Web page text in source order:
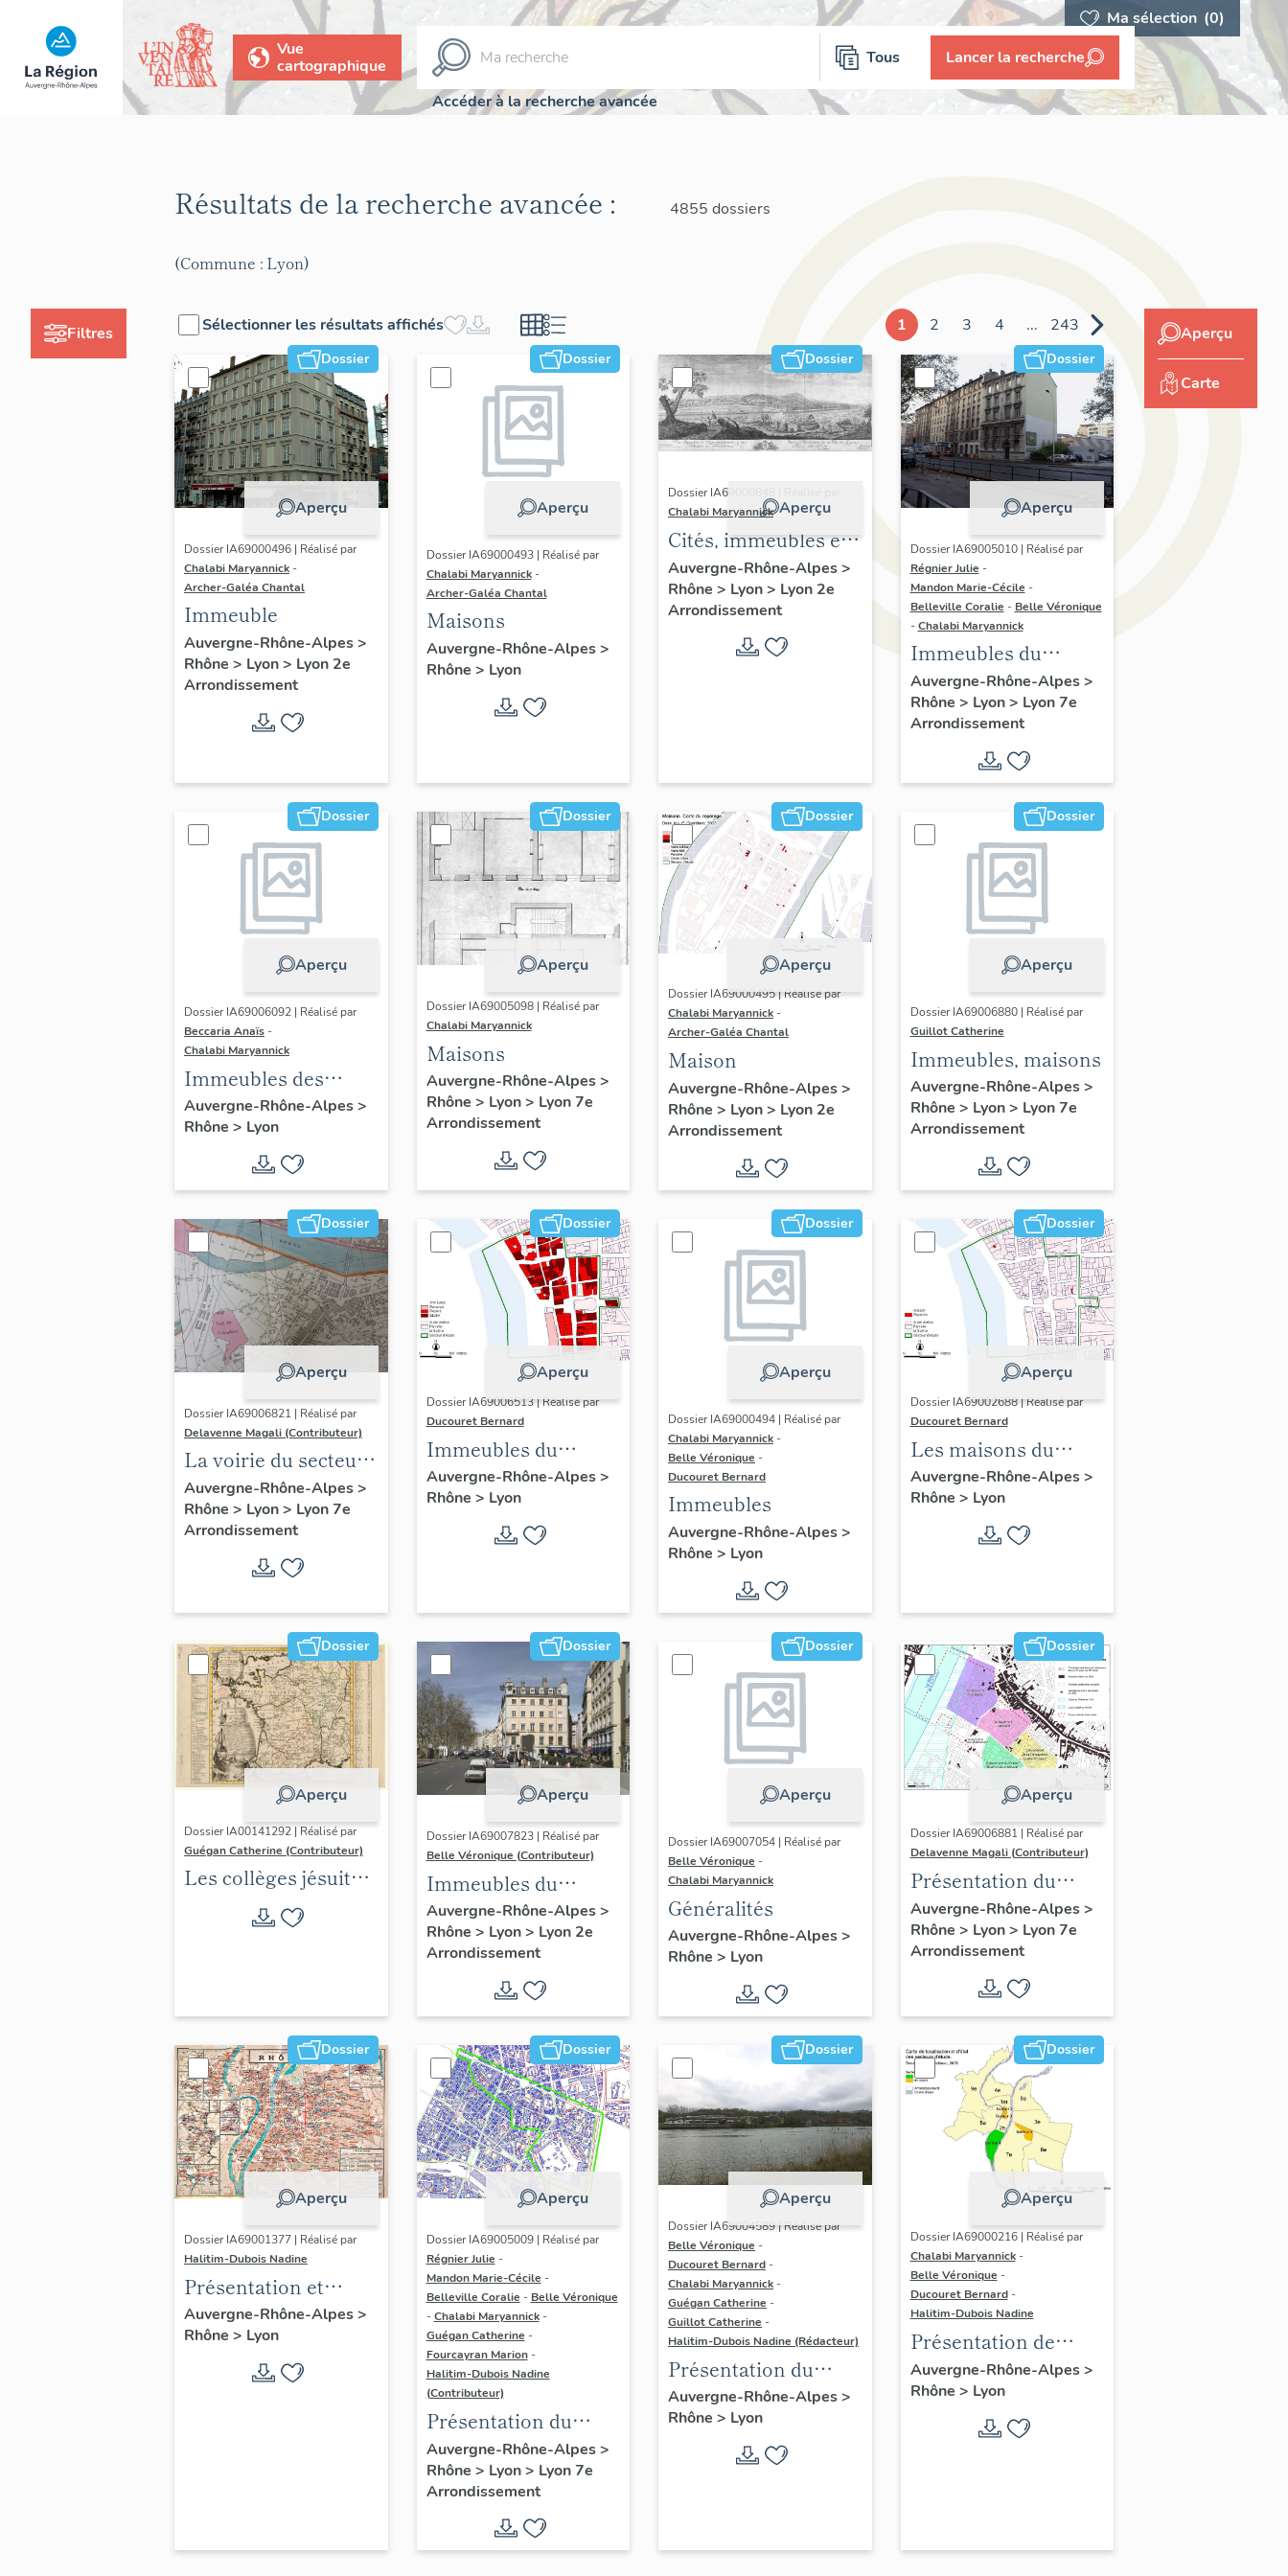
Ma sélection (0)
Vue
cartographique
Tous Lancer la recherche
Accéder à la recherche avancée
Filtres
Résultats de la recherche avancée : 4855 dossiers
(Commune : Lyon)
Sélectionner les résultats affichés 1 2 3 4 ... 243
Dossier
Aperçu
Dossier IA69000496 | Réalisé par
Chalabi Maryannick -
Archer-Galéa Chantal
Immeuble
Auvergne-Rhône-Alpes>
Rhône > Lyon> Lyon 2e
Arrondissement
Dossier
Aperçu
Dossier IA69000493 | Réalisé par
Chalabi Maryannick -
Archer-Galéa Chantal
Maisons
Auvergne-Rhône-Alpes>
Rhône > Lyon
Dossier
Aperçu
Dossier IA69000848 | Réalisé par
Chalabi Maryannick
Cités, immeubles et
maisons. Ensemble
de l'habitat du
Confluent
Auvergne-Rhône-Alpes>
Rhône > Lyon> Lyon 2e
Arrondissement
Dossier
Aperçu
Dossier IA69005010 | Réalisé par
Régnier Julie -
Mandon Marie-Cécile -
Belleville Coralie - Belle Véronique
-Chalabi Maryannick
Immeubles du
secteur d'étude La
Guillotière
Auvergne-Rhône-Alpes>
Rhône > Lyon> Lyon 7e
Arrondissement
Dossier
Aperçu
Dossier IA69006092 | Réalisé par
Beccaria Anaïs -
Chalabi Maryannick
Immeubles des
Années Trente de la
rive gauche
Auvergne-Rhône-Alpes>
Rhône > Lyon
Dossier
Aperçu
Dossier IA69005098 | Réalisé par
Chalabi Maryannick
Maisons
Auvergne-Rhône-Alpes>
Rhône > Lyon> Lyon 7e
Arrondissement
Dossier
Aperçu
Dossier IA69000495 | Réalisé par
Chalabi Maryannick -
Archer-Galéa Chantal
Maison
Auvergne-Rhône-Alpes>
Rhône > Lyon> Lyon 2e
Arrondissement
Dossier
Aperçu
Dossier IA69006880 | Réalisé par
Guillot Catherine
Immeubles, maisons
Auvergne-Rhône-Alpes>
Rhône > Lyon> Lyon 7e
Arrondissement
Dossier
Aperçu
Dossier IA69006821 | Réalisé par
Delavenne Magali (Contributeur)
La voirie du secteur
d'étude "Saint-
André" (Lyon 7e)
Auvergne-Rhône-Alpes>
Rhône > Lyon> Lyon 7e
Arrondissement
Dossier
Aperçu
Dossier IA69006513 | Réalisé par
Ducouret Bernard
Immeubles du
quartier Saint-Nizier
Auvergne-Rhône-Alpes>
Rhône > Lyon
Dossier
Aperçu
Dossier IA69000494 | Réalisé par
Chalabi Maryannick -
Belle Véronique -
Ducouret Bernard
Immeubles
Auvergne-Rhône-Alpes>
Rhône > Lyon
Dossier
Aperçu
Dossier IA69002688 | Réalisé par
Ducouret Bernard
Les maisons du
quartier Saint-Nizier
Auvergne-Rhône-Alpes>
Rhône > Lyon
Dossier
Aperçu
Dossier IA00141292 | Réalisé par
Guégan Catherine (Contributeur)
Les collèges jésuites
d'Ancien Régime
(1556-1763) dans la
(DOSSIER EN
COURS)
Dossier
Aperçu
Dossier IA69007823 | Réalisé par
Belle Véronique (Contributeur)
Immeubles du
secteur des Jacobins
Auvergne-Rhône-Alpes>
Rhône > Lyon> Lyon 2e
Arrondissement
Dossier
Aperçu
Dossier IA69007054 | Réalisé par
Belle Véronique -
Chalabi Maryannick
Généralités
Auvergne-Rhône-Alpes>
Rhône > Lyon
Dossier
Aperçu
Dossier IA69006881 | Réalisé par
Delavenne Magali (Contributeur)
Présentation du
secteur d'étude
"Saint-André" (Lyon
7)
Auvergne-Rhône-Alpes>
Rhône > Lyon> Lyon 7e
Arrondissement
Dossier
Aperçu
Dossier IA69001377 | Réalisé par
Halitim-Dubois Nadine
Présentation et
synthèse du
patrimoine
industriel de la ville
Auvergne-Rhône-Alpes>
Rhône > Lyon
Dossier
Aperçu
Dossier IA69005009 | Réalisé par
Régnier Julie -
Mandon Marie-Cécile -
Belleville Coralie - Belle Véronique
-Chalabi Maryannick -
Guégan Catherine -
Fourcayran Marion -
Halitim-Dubois Nadine
(Contributeur)
Présentation du
secteur d'étude Lyon
Guillotière
Auvergne-Rhône-Alpes>
Rhône > Lyon> Lyon 7e
Arrondissement
Dossier
Aperçu
Dossier IA69004589 | Réalisé par
Belle Véronique -
Ducouret Bernard -
Chalabi Maryannick -
Guégan Catherine -
Guillot Catherine -
Halitim-Dubois Nadine (Rédacteur)
Présentation du
secteur d'étude Lyon
Auvergne-Rhône-Alpes>
Rhône > Lyon
Dossier
Aperçu
Dossier IA69000216 | Réalisé par
Chalabi Maryannick -
Belle Véronique -
Ducouret Bernard -
Halitim-Dubois Nadine
Présentation de
l'étude de la ville de
Lyon
Auvergne-Rhône-Alpes>
Rhône > Lyon
Aperçu
Carte